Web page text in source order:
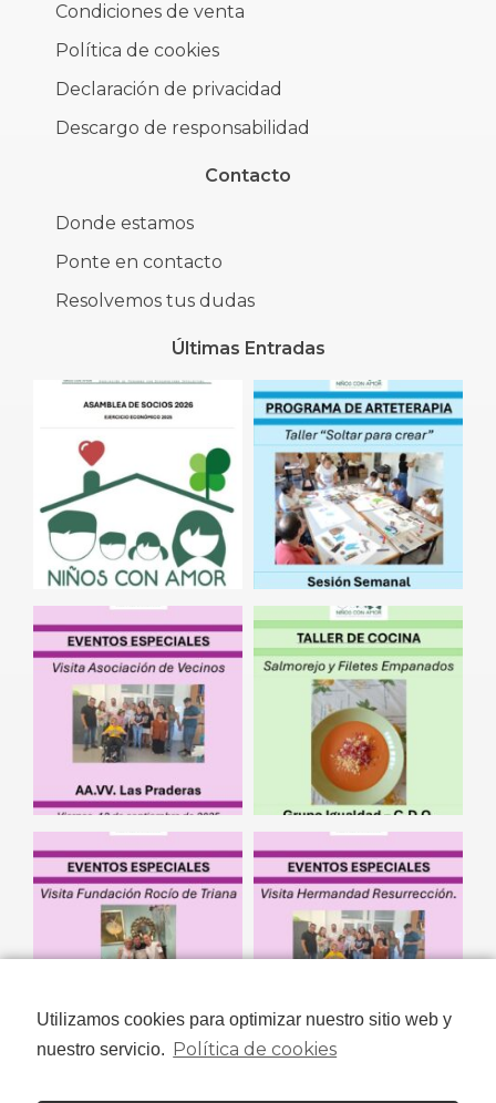
Utilizamos cookies para optimizar nuestro sitio web y
nuestro servicio. Política de cookies
Condiciones de venta
Política de cookies
Declaración de privacidad
Descargo de responsabilidad
Contacto
Donde estamos
Ponte en contacto
Resolvemos tus dudas
Últimas Entradas